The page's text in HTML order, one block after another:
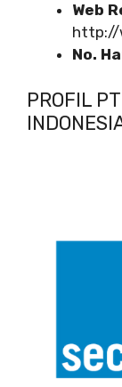
Web
http://
No.
PROFIL